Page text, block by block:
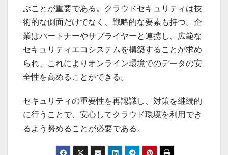
ぶことが重要である。クラウドセキュリティは技
術的な側面だけでなく、戦略的な要素も持つ。企
業はパートナーやサプライヤーと連携し、広範な
セキュリティエコシステムを構築することが求め
られ、これによりオンライン環境でのデータの安
全性を高めることができる。
セキュリティの重要性を再認識し、対策を継続的
に行うことで、安心してクラウド環境を利用でき
るよう努めることが必要である。